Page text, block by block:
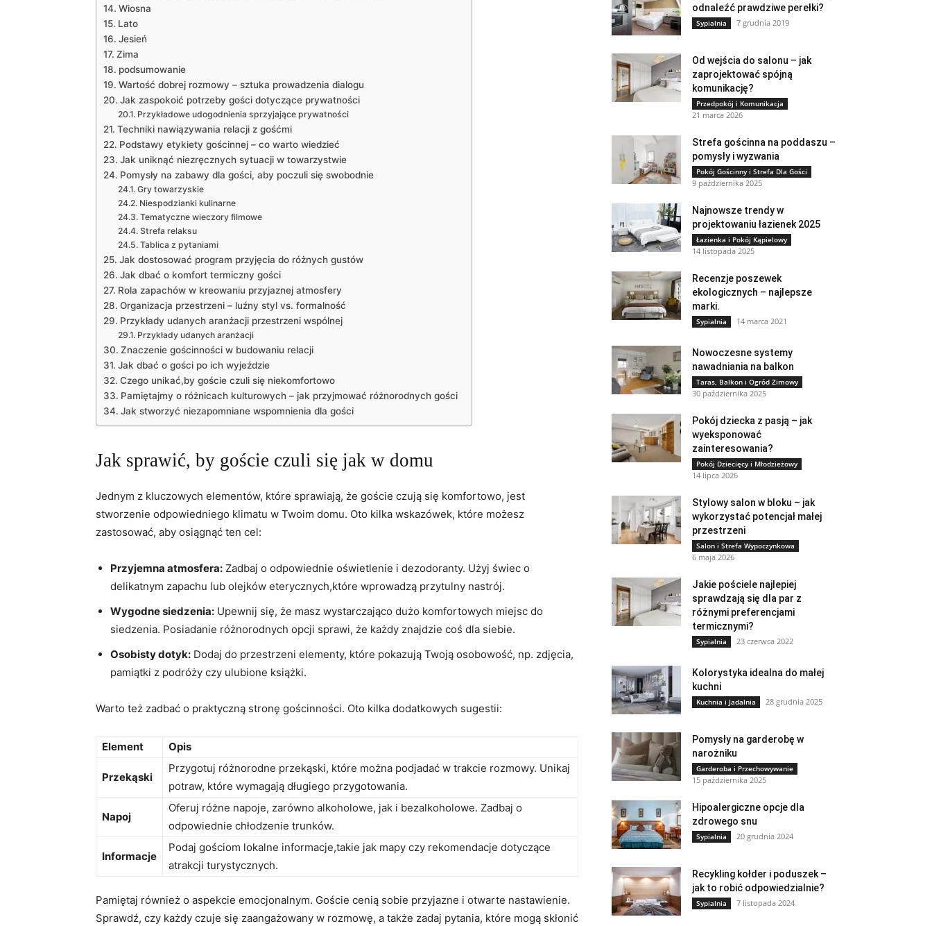
Wiosna
Lato
Jesień
Zima
podsumowanie
Wartość dobrej ‍rozmowy – sztuka prowadzenia dialogu
Jak⁤ zaspokoić potrzeby gości ⁣dotyczące prywatności
Przykładowe udogodnienia sprzyjające prywatności
Techniki nawiązywania ⁤relacji‌ z gośćmi
Podstawy etykiety gościnnej‍ – co warto⁢ wiedzieć
Jak​ uniknąć niezręcznych⁢ sytuacji ⁤w towarzystwie
Pomysły na zabawy dla gości, aby ​poczuli się swobodnie
Gry towarzyskie
Niespodzianki⁢ kulinarne
Tematyczne ‍wieczory⁤ filmowe
Strefa relaksu
Tablica z⁢ pytaniami
Jak dostosować program przyjęcia do różnych⁤ gustów
Jak dbać o komfort termiczny gości
Rola zapachów‍ w kreowaniu przyjaznej atmosfery
Organizacja ⁢przestrzeni – luźny styl vs.‌ formalność
Przykłady udanych aranżacji przestrzeni wspólnej
Przykłady udanych aranżacji
Znaczenie gościnności w budowaniu relacji
Jak dbać ​o ‌gości po ich wyjeździe
Czego⁢ unikać,by goście czuli się niekomfortowo
Pamiętajmy o ⁤różnicach kulturowych – jak przyjmować​ różnorodnych⁤ gości
Jak stworzyć niezapomniane⁢ wspomnienia ‌dla gości
Jak sprawić, ‍by goście czuli ⁣się jak w ⁢domu
Jednym z kluczowych elementów, które sprawiają, ​że goście czują się⁤ komfortowo,‍ jest
stworzenie odpowiedniego​ klimatu w Twoim domu.​ Oto kilka wskazówek, które‌ możesz​
zastosować, aby osiągnąć ten cel:
Przyjemna atmosfera: Zadbaj o odpowiednie ⁢oświetlenie i dezodoranty. Użyj świec o​
delikatnym zapachu lub ‌olejków eterycznych,które wprowadzą ‌przytulny nastrój.
Wygodne siedzenia: Upewnij się, że masz wystarczająco dużo ‌komfortowych miejsc do
siedzenia. Posiadanie różnorodnych opcji‍ sprawi, że każdy ⁢znajdzie coś dla siebie.
Osobisty dotyk: Dodaj do przestrzeni elementy, które pokazują⁢ Twoją ⁢osobowość, ⁤np. zdjęcia,
pamiątki z podróży czy ⁢ulubione książki.
Warto też zadbać o praktyczną stronę ⁤gościnności. Oto kilka ‌dodatkowych ⁤sugestii:
Element Opis
Przekąski
Przygotuj różnorodne przekąski, które można‌ podjadać w trakcie rozmowy. Unikaj
potraw, które ‍wymagają długiego przygotowania.
Napoj
Oferuj różne napoje, zarówno alkoholowe, jak i‍ bezalkoholowe. Zadbaj o
odpowiednie chłodzenie ‍trunków.
Informacje
Podaj gościom lokalne‌ informacje,takie jak mapy ‌czy rekomendacje ‌dotyczące
atrakcji‌ turystycznych.
Pamiętaj również o ⁣aspekcie‍ emocjonalnym. Goście cenią⁢ sobie ⁢przyjazne i otwarte nastawienie.
Sprawdź, czy każdy​ czuje ⁢się ‍zaangażowany w rozmowę, a także zadaj pytania, które mogą​ skłonić
odnaleźć prawdziwe perełki?
Sypialnia 7 grudnia 2019
Od wejścia do salonu – jak
zaprojektować spójną
komunikację?
Przedpokój i Komunikacja
21 marca 2026
Strefa gościnna na poddaszu –
pomysły i wyzwania
Pokój Gościnny i Strefa Dla Gości
9 października 2025
Najnowsze trendy w
projektowaniu łazienek 2025
Łazienka i Pokój Kąpielowy
14 listopada 2025
Recenzje poszewek
ekologicznych – najlepsze
marki.
Sypialnia 14 marca 2021
Nowoczesne systemy
nawadniania na balkon
Taras, Balkon i Ogród Zimowy
30 października 2025
Pokój dziecka z pasją – jak
wyeksponować
zainteresowania?
Pokój Dziecięcy i Młodzieżowy
14 lipca 2026
Stylowy salon w bloku – jak
wykorzystać potencjał małej
przestrzeni
Salon i Strefa Wypoczynkowa
6 maja 2026
Jakie pościele najlepiej
sprawdzają się dla par z
różnymi preferencjami
termicznymi?
Sypialnia 23 czerwca 2022
Kolorystyka idealna do małej
kuchni
Kuchnia i Jadalnia 28 grudnia 2025
Pomysły na garderobę w
narożniku
Garderoba i Przechowywanie
15 października 2025
Hipoalergiczne opcje dla
zdrowego snu
Sypialnia 20 grudnia 2024
Recykling kołder i poduszek –
jak to robić odpowiedzialnie?
Sypialnia 7 listopada 2024